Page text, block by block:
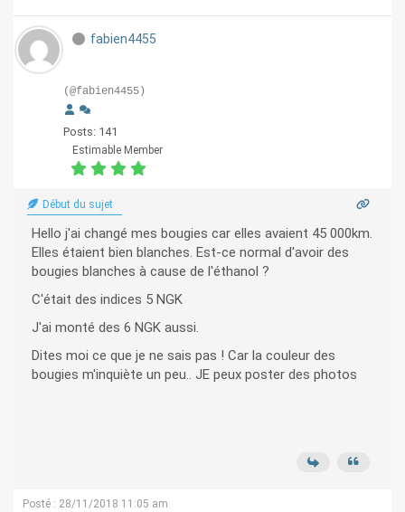
fabien4455
(@fabien4455)
Posts: 141
Estimable Member
Début du sujet
Hello j'ai changé mes bougies car elles avaient 45 000km.
Elles étaient bien blanches. Est-ce normal d'avoir des
bougies blanches à cause de l'éthanol ?
C'était des indices 5 NGK
J'ai monté des 6 NGK aussi.
Dites moi ce que je ne sais pas ! Car la couleur des
bougies m'inquiète un peu.. JE peux poster des photos
Posté : 28/11/2018 11:05 am